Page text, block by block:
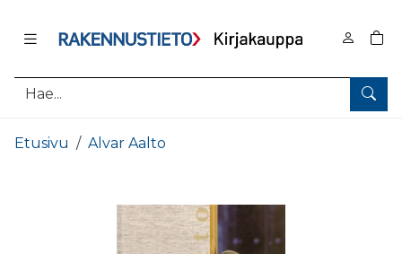
Hae
0
Etusivu Alvar Aalto